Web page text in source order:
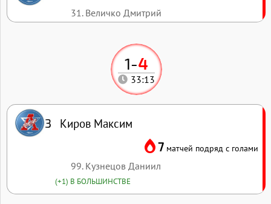
1-4
33:13
3 Киров Максим
7 матчей подряд с голами
99. Кузнецов Даниил
(+1) В БОЛЬШИНСТВЕ
31. Величко Дмитрий